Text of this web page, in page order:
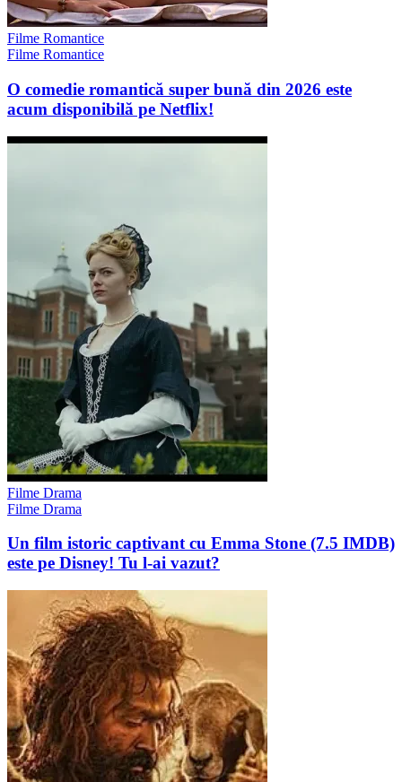
Filme Romantice
Filme Romantice
O comedie romantică super bună din 2026 este
acum disponibilă pe Netflix!
Filme Drama
Filme Drama
Un film istoric captivant cu Emma Stone (7.5 IMDB)
este pe Disney! Tu l-ai vazut?